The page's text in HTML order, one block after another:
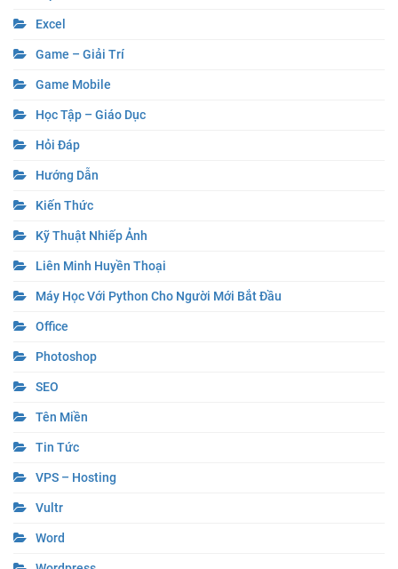
Excel
Game – Giải Trí
Game Mobile
Học Tập – Giáo Dục
Hỏi Đáp
Hướng Dẫn
Kiến Thức
Kỹ Thuật Nhiếp Ảnh
Liên Minh Huyền Thoại
Máy Học Với Python Cho Người Mới Bắt Đầu
Office
Photoshop
SEO
Tên Miền
Tin Tức
VPS – Hosting
Vultr
Word